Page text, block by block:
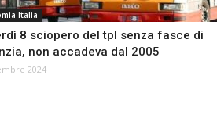
Italia
8 sciopero del tpl senza fasce di
non accadeva dal 2005
2024